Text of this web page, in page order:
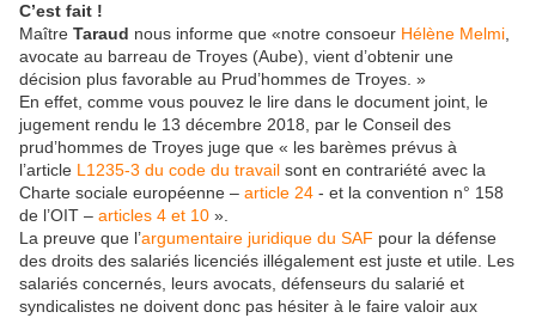
C’est fait !
Maître Taraud nous informe que «notre consoeur Hélène Melmi
avocate au barreau de Troyes (Aube), vient d’obtenir une
décision plus favorable au Prud’hommes de Troyes. »
En effet, comme vous pouvez le lire dans le document joint, le
jugement rendu le 13 décembre 2018, par le Conseil des
prud’hommes de Troyes juge que « les barèmes prévus à
l’article L1235-3 du code du travail sont en contrariété avec la
Charte sociale européenne – article 24 - et la convention n° 158
de l’OIT – articles 4 et 10 ».
La preuve que l’argumentaire juridique du SAF pour la défense
des droits des salariés licenciés illégalement est juste et utile. Les
salariés concernés, leurs avocats, défenseurs du salarié et
syndicalistes ne doivent donc pas hésiter à le faire valoir aux